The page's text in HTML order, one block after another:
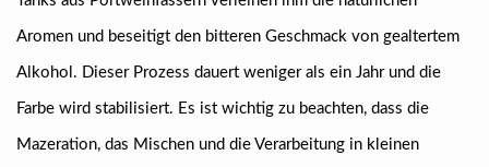
Aromen und beseitigt den bitteren Geschmack von gealtertem
Alkohol. Dieser Prozess dauert weniger als ein Jahr und die
Farbe wird stabilisiert. Es ist wichtig zu beachten, dass die
Mazeration, das Mischen und die Verarbeitung in kleinen